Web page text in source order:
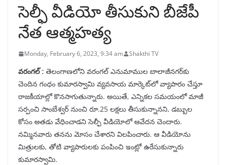
సెల్ఫీ వీడియో తీసుకుని బీజేపీ
నేత ఆత్మహత్య
Monday, February 6, 2023, 9:34 am Shakthi TV
వరంగల్‌ : తెలంగాణలోని వరంగల్‌ ఎనుమాముల బాలాజీనగర్‌కు
చెందిన గంధం కుమారస్వామి వ్యవసాయ మార్కెట్‌లో వ్యాపారం చేస్తూ
రాజకీయాల్లో కొనసాగుతున్నారు. అయితే, ఎన్నికల సమయంలో మాజీ
సర్పంచి సాంబేశ్వర్‌ నుంచి రూ.25 లక్షలు తీసుకున్నానని, డబ్బుల
కోసం అతడు వేధించాడని సెల్ఫీ వీడియోలో ఆవేదన చెందారు.
నమ్మినవారు తనను మోసం చేశారని విలపించారు. ఆ వీడియోను
మిత్రులకు, తోటి వ్యాపారులకు పంపించి ఇంట్లో ఉరేసుకున్నారు
కుమారస్వామి.